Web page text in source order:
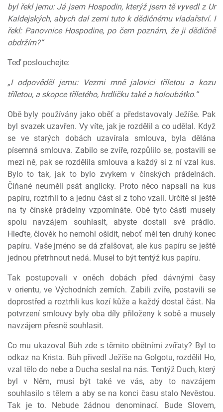
byl řekl jemu: Já jsem Hospodin, kterýž jsem tě vyvedl z Ur
Kaldejských, abych dal zemi tuto k dědičnému vladařství. I
řekl: Panovnice Hospodine, po čem poznám, že ji dědičně
obdržím?“
Teď poslouchejte:
„I odpověděl jemu: Vezmi mně jalovici tříletou a kozu
tříletou, a skopce tříletého, hrdličku také a holoubátko.“
Obě byly používány jako oběť a představovaly Ježíše. Pak
byl svazek uzavřen. Vy víte, jak je rozdělil a co udělal. Když
se ve starých dobách uzavírala smlouva, byla dělána
písemná smlouva. Zabilo se zvíře, rozpůlilo se, postavili se
mezi ně, pak se rozdělila smlouva a každý si z ní vzal kus.
Bylo to tak, jak to bylo zvykem v čínských prádelnách.
Číňané neuměli psát anglicky. Proto něco napsali na kus
papíru, roztrhli to a jednu část si z toho vzali. Určitě si ještě
na ty čínské prádelny vzpomínáte. Obě tyto části musely
spolu navzájem souhlasit, abyste dostali své prádlo.
Hleďte, člověk ho nemohl ošidit, neboť měl ten druhý konec
papíru. Vaše jméno se dá zfalšovat, ale kus papíru se ještě
jednou přetrhnout nedá. Musel to být tentýž kus papíru.
Tak postupovali v oněch dobách před dávnými časy
v orientu, ve Východních zemích. Zabili zvíře, postavili se
doprostřed a roztrhli kus kozí kůže a každý dostal část. Na
potvrzení smlouvy byly oba díly přiloženy k sobě a musely
navzájem přesně souhlasit.
Co mu ukazoval Bůh zde s těmito obětními zvířaty? Byl to
odkaz na Krista. Bůh přivedl Ježíše na Golgotu, rozdělil Ho,
vzal tělo do nebe a Ducha seslal na nás. Tentýž Duch, který
byl v Něm, musí být také ve vás, aby to navzájem
souhlasilo s tělem a aby se na konci času stalo Nevěstou.
Tak je to. Nebude žádnou denominací. Bude Slovem,